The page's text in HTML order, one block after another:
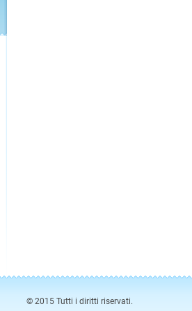
© 2015 Tutti i diritti riservati.